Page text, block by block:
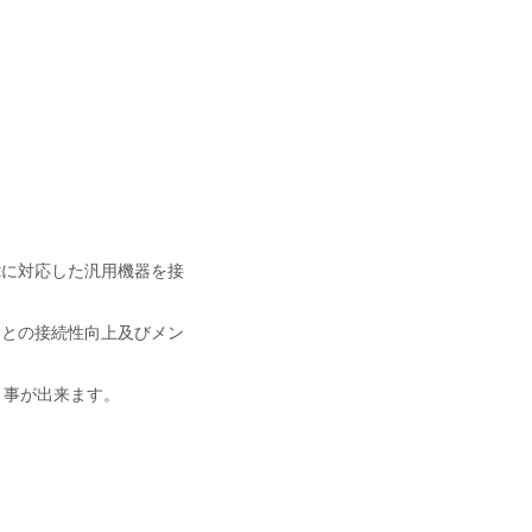
対応した汎用機器を接
の接続性向上及びメン
が出来ます。